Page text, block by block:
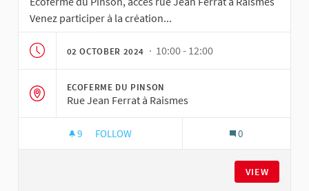
Venez participer à la création...
02 OCTOBER 2024 · 10:00 - 12:00
ECOFERME DU PINSON
Rue Jean Ferrat à Raismes
9 9 FOLLOWERS
FOLLOW 0
VIEW